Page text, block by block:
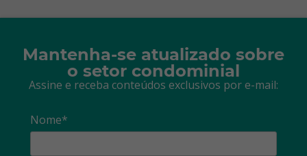
Mantenha-se atualizado sobre
o setor condominial
Assine e receba conteúdos exclusivos por e-mail:
Nome*